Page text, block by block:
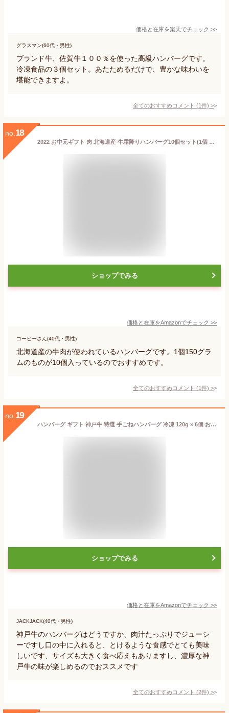
価格と在庫を楽天でチェック >>
グラスマン(60代・男性)
ブランド牛、佐賀牛１００％を使った高級ハンバーグです。
冷凍食品の３個セット。あたためるだけで、豊かな味わいを
堪能できますよ。
全てのおすすめコメント (1件) >
no. 18
2022 お中元ギフト 肉 北海道産 牛霜降りハンバーグ10個セット(1個 150g) ギフト 惣菜 ハンバーグ 北海道 肉の山本 お取り寄せ
ショップでみる
価格と在庫をAmazonでチェック >>
コーヒーさん(40代・男性)
北海道産の牛肉が使われているハンバーグです。1個150グラ
ムのものが10個入っているのでおすすめです。
全てのおすすめコメント (1件) >
no. 19
ハンバーグ ギフト 神戸牛 特選 手ごねハンバーグ 冷凍 120g × 6個 お歳暮 お中元 お祝い 贈答用 各種 熨斗対応 お取り寄せグルメ
ショップでみる
価格と在庫をAmazonでチェック >>
JACKJACK(40代・男性)
神戸牛のハンバーグはどうですか、肉汁たっぷりでジューシ
ーですし口の中に入れると、とけるような食感でとても美味
しいです、サイズも大きく食べ応えもありますし、濃厚な神
戸牛の味が楽しめるのでおススメです
全てのおすすめコメント (2件) >